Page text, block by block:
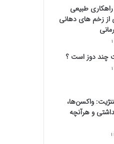
راهکاری طبیعی
از زخم های دهانی
چند دوز است ؟
واکسن‌ها،
و هرآنچه